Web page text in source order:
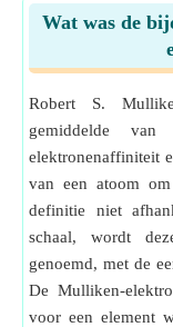
Wat was de
Robert S.
gemiddelde
elektronenaffiniteit
van een atoom
definitie niet
schaal, wordt
genoemd, met de
De Mulliken-
voor een element